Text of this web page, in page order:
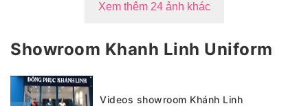
Xem thêm 24 ảnh khác
Showroom Khanh Linh Uniform
Videos showroom Khánh Linh